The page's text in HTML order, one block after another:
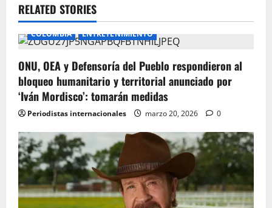
v
i
g
a
t
i
o
n
RELATED STORIES
COLOMBIA ENTRETENIMIENTO
ONU, OEA y Defensoría del Pueblo respondieron al
bloqueo humanitario y territorial anunciado por
‘Iván Mordisco’: tomarán medidas
Periodistas internacionales marzo 20, 2026 0